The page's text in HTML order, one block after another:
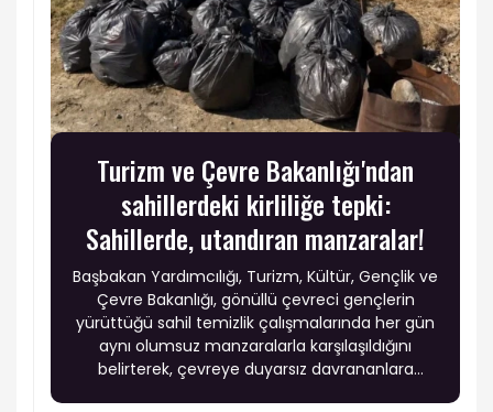
Turizm ve Çevre Bakanlığı'ndan
sahillerdeki kirliliğe tepki:
Sahillerde, utandıran manzaralar!
Başbakan Yardımcılığı, Turizm, Kültür, Gençlik ve
Çevre Bakanlığı, gönüllü çevreci gençlerin
yürüttüğü sahil temizlik çalışmalarında her gün
aynı olumsuz manzaralarla karşılaşıldığını
belirterek, çevreye duyarsız davrananlara